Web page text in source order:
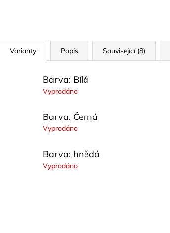
Varianty Popis Související (8)
Barva: Bílá
Vyprodáno
Barva: Černá
Vyprodáno
Barva: hnědá
Vyprodáno